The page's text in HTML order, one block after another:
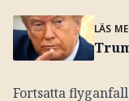
LÄS
Fortsatta flyganfall